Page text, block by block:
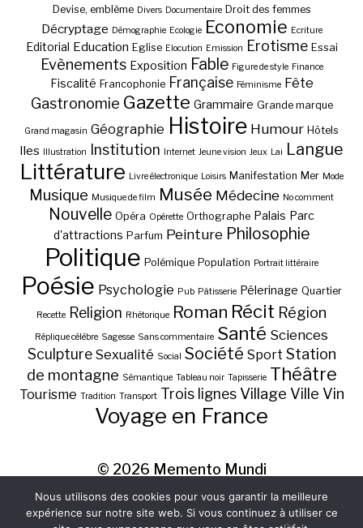
Devise, emblème Divers Documentaire Droit des femmes
Décryptage Démographie Ecologie Economie Ecriture
Editorial Education Eglise Elocution Emission Erotisme Essai
Evènements Exposition Fable Figure de style Finance
Fiscalité Francophonie Française Féminisme Fête
Gastronomie Gazette Grammaire Grande marque
Grand magasin Géographie Histoire Humour Hôtels
Iles Illustration Institution Internet Jeune vision Jeux Lai Langue
Littérature Livre électronique Loisirs Manifestation Mer Mode
Musique Musique de film Musée Médecine No comment
Nouvelle Opéra Opérette Orthographe Palais Parc
d'attractions Parfum Peinture Philosophie
Politique Polémique Population Portrait littéraire
Poésie Psychologie Pub Pâtisserie Pélerinage Quartier
Recette Religion Rhétorique Roman Récit Région
Réplique célèbre Sagesse Sans commentaire Santé Sciences
Sculpture Sexualité Social Société Sport Station
de montagne Sémantique Tableau noir Tapisserie Théâtre
Tourisme Tradition Transport Trois lignes Village Ville Vin
Voyage en France
© 2026 Memento Mundi
Nous utilisons des cookies pour vous garantir la meilleure
expérience sur notre site web. Si vous continuez à utiliser ce